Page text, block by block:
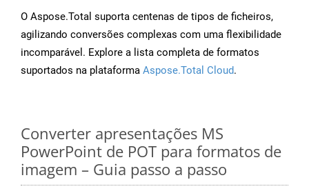
O Aspose.Total suporta centenas de tipos de ficheiros,
agilizando conversões complexas com uma flexibilidade
incomparável. Explore a lista completa de formatos
suportados na plataforma Aspose.Total Cloud.
Converter apresentações MS
PowerPoint de POT para formatos de
imagem – Guia passo a passo